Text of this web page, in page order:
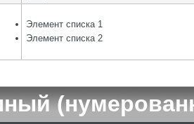
Элемент списка 1
Элемент списка 2